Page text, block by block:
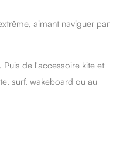
aimant naviguer par
de l'accessoire kite et
surf, wakeboard ou au